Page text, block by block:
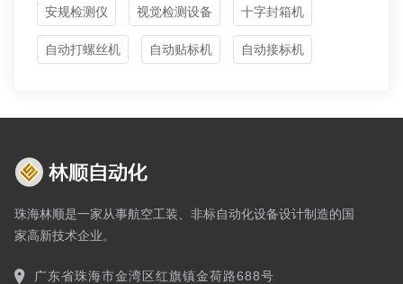
安规检测仪 视觉检测设备 十字封箱机
自动打螺丝机 自动贴标机 自动接标机
珠海林顺是一家从事航空工装、非标自动化设备设计制造的国
家高新技术企业。
广东省珠海市金湾区红旗镇金荷路688号